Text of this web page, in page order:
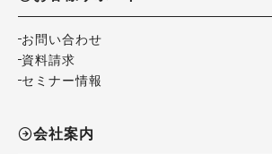
お問い合わせ
資料請求
セミナー情報
会社案内